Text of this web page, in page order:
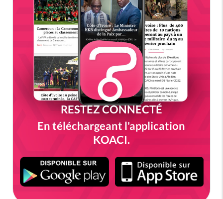
RESTEZ CONNECTÉ
En téléchargeant l'application
KOACI.